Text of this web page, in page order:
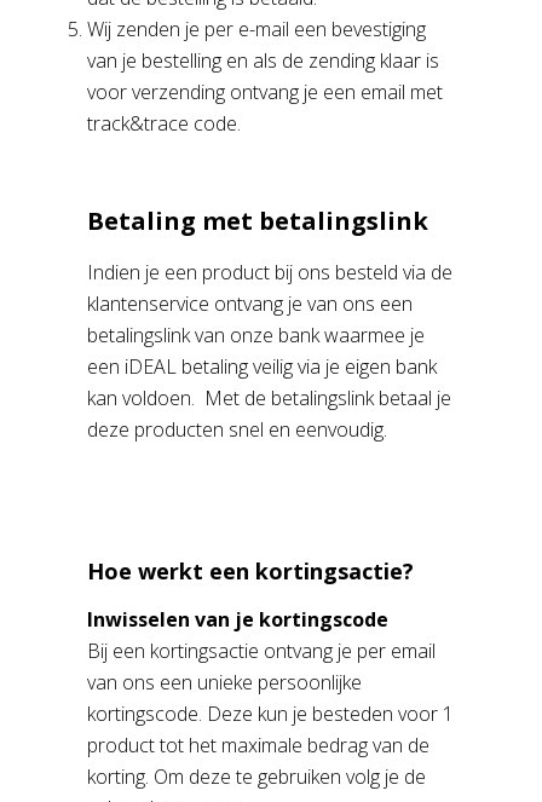
Wij zenden je per e-mail een bevestiging
van je bestelling en als de zending klaar is
voor verzending ontvang je een email met
track&trace code.
Betaling met betalingslink
Indien je een product bij ons besteld via de
klantenservice ontvang je van ons een
betalingslink van onze bank waarmee je
een iDEAL betaling veilig via je eigen bank
kan voldoen. Met de betalingslink betaal je
deze producten snel en eenvoudig.
Hoe werkt een kortingsactie?
Inwisselen van je kortingscode
Bij een kortingsactie ontvang je per email
van ons een unieke persoonlijke
kortingscode. Deze kun je besteden voor 1
product tot het maximale bedrag van de
korting. Om deze te gebruiken volg je de